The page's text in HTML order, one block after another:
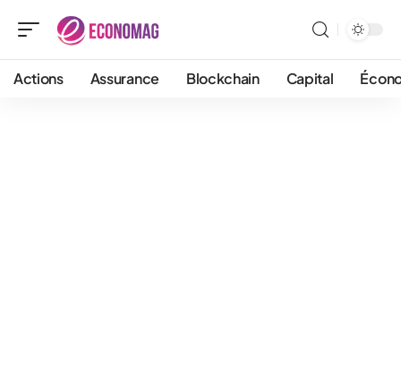
Actions Assurance Blockchain Capital